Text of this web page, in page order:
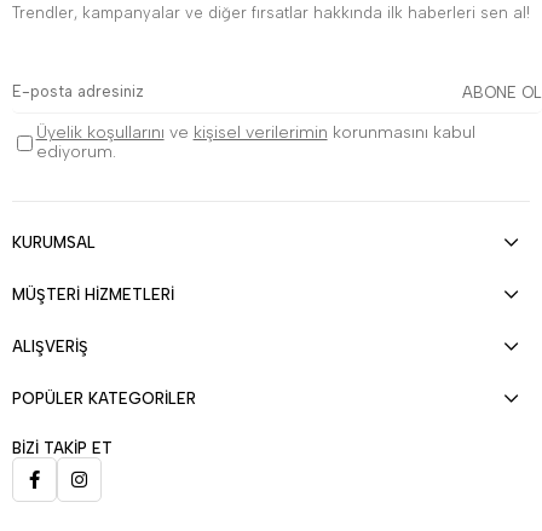
Trendler, kampanyalar ve diğer fırsatlar hakkında ilk haberleri sen al!
ABONE OL
Üyelik koşullarını ve kişisel verilerimin korunmasını kabul
ediyorum.
KURUMSAL
MÜŞTERİ HİZMETLERİ
ALIŞVERİŞ
POPÜLER KATEGORİLER
BİZİ TAKİP ET